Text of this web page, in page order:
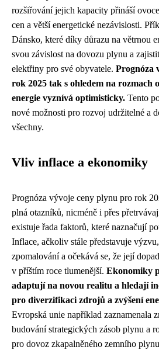
rozšiřování jejich kapacity přináší
cen a větší energetické nezávislosti.
Dánsko, které díky důrazu na větrnou
svou závislost na dovozu plynu a
elektřiny pro své obyvatele. Prognóza
rok 2025 tak s ohledem na rozmach
energie vyznívá optimisticky. Tento
nové možnosti pro rozvoj udržitelné a
všechny.
Vliv inflace a ekonomiky
Prognóza vývoje ceny plynu pro rok
plná otazníků, nicméně i přes
existuje řada faktorů, které naznačují
Inflace, ačkoliv stále představuje
zpomalování a očekává se, že její
v příštím roce tlumenější. Ekonomiky
adaptují na novou realitu a hledají
pro diverzifikaci zdrojů a zvýšení
Evropská unie například zaznamenala
budování strategických zásob plynu a
pro dovoz zkapalněného zemního